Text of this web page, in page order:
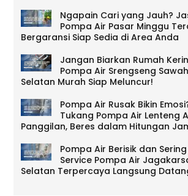
Ngapain Cari yang Jauh?
Pompa Air Pasar Minggu
Bergaransi Siap Sedia di Area Anda
Jangan Biarkan Rumah
Pompa Air Srengseng
Selatan Murah Siap Meluncur!
Pompa Air Rusak Bikin
Tukang Pompa Air Lenteng
Panggilan, Beres dalam Hitungan
Pompa Air Berisik dan
Service Pompa Air
Selatan Terpercaya Langsung